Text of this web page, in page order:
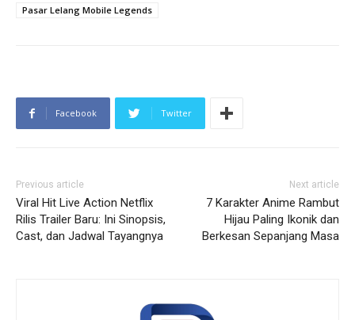
Pasar Lelang Mobile Legends
Facebook Twitter
Previous article
Viral Hit Live Action Netflix
Rilis Trailer Baru: Ini Sinopsis,
Cast, dan Jadwal Tayangnya
Next article
7 Karakter Anime Rambut
Hijau Paling Ikonik dan
Berkesan Sepanjang Masa